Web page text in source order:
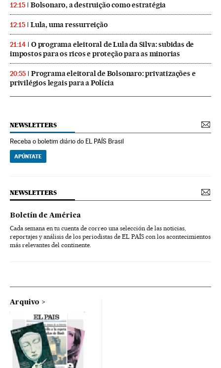
12:15 Bolsonaro, a destruição como estratégia
12:15 Lula, uma ressurreição
21:14
O programa eleitoral de Lula da Silva: subidas de
impostos para os ricos e proteção para as minorias
20:55
Programa eleitoral de Bolsonaro: privatizações e
privilégios legais para a Polícia
NEWSLETTERS
Receba o boletim diário do EL PAÍS Brasil
APÚNTATE
NEWSLETTERS
Boletín de América
Cada semana en tu cuenta de correo una selección de las noticias,
reportajes y análisis de los periodistas de EL PAÍS con los acontecimientos
más relevantes del continente.
Arquivo